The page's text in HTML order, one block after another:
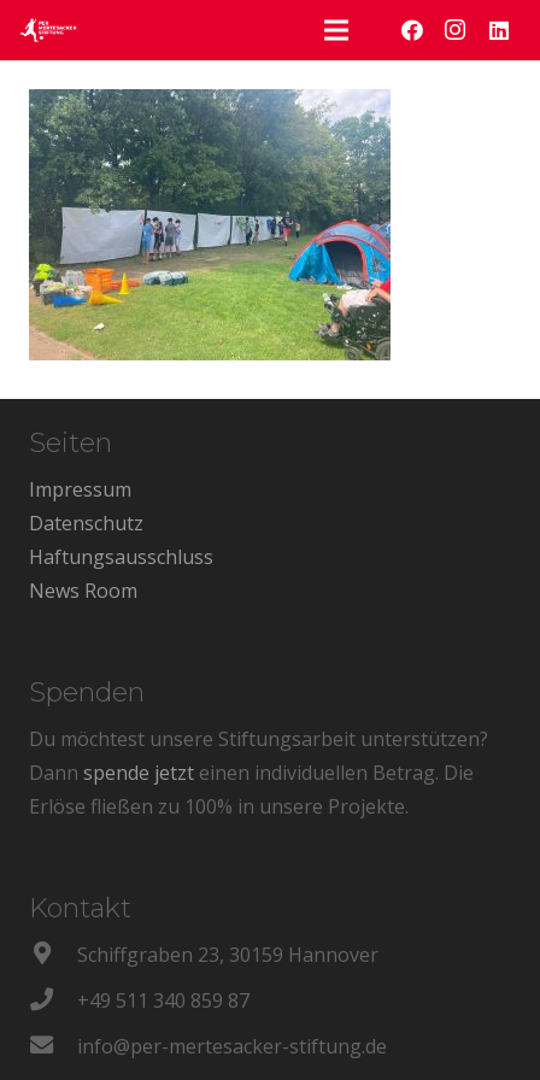
Seiten
Impressum
Datenschutz
Haftungsausschluss
News Room
Spenden
Du möchtest unsere Stiftungsarbeit unterstützen?
Dann spende jetzt einen individuellen Betrag. Die
Erlöse fließen zu 100% in unsere Projekte.
Kontakt
Schiffgraben 23, 30159 Hannover
+49 511 340 859 87
info@per-mertesacker-stiftung.de